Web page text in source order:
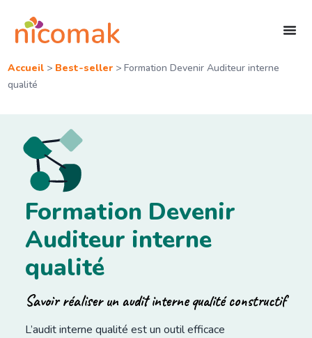
Accueil> Best-seller> Formation Devenir Auditeur interne
qualité
Formation Devenir
Auditeur interne
qualité
Savoir réaliser un audit interne qualité constructif
L’audit interne qualité est un outil efficace